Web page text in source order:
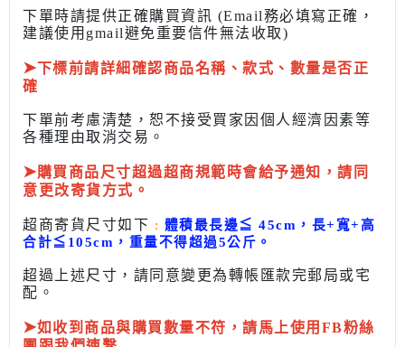
下單時請提供正確購買資訊 (Email務必填寫正確，
建議使用gmail避免重要信件無法收取)
➤下標前請詳細確認商品名稱、款式、數量是否正
確
下單前考慮清楚，恕不接受買家因個人經濟因素等
各種理由取消交易。
➤購買商品尺寸超過超商規範時會給予通知，請同
意更改寄貨方式。
超商寄貨尺寸如下 : 體積最長邊≦ 45cm，長+寬+高
合計≦ 105cm， 重量不得超過5公斤 。
超過上述尺寸，請同意變更為轉帳匯款完郵局或宅
配 。
➤如收到商品與購買數量不符，請馬上使用FB粉絲